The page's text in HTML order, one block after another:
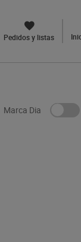
Pedidos y listas
Marca Dia